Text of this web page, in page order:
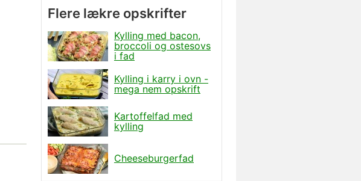
Flere lækre opskrifter
Kylling med bacon,
broccoli og ostesovs
i fad
Kylling i karry i ovn -
mega nem opskrift
Kartoffelfad med
kylling
Cheeseburgerfad